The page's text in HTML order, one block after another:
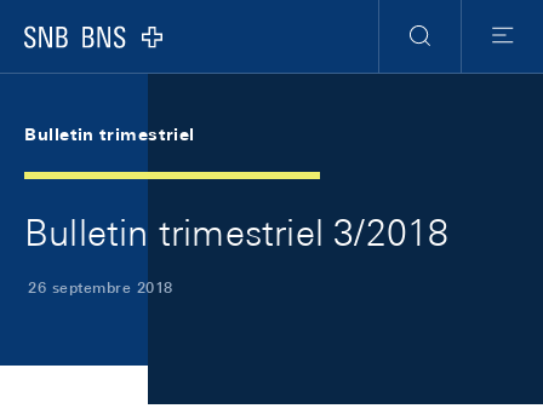
Logo
RechercheMenu
Bulletin trimestriel
Bulletin trimestriel 3/2018
26 septembre 2018